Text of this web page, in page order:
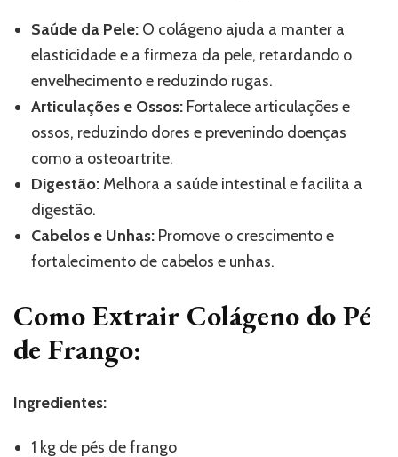
Saúde da Pele: O colágeno ajuda a manter a
elasticidade e a firmeza da pele, retardando o
envelhecimento e reduzindo rugas.
Articulações e Ossos: Fortalece articulações e
ossos, reduzindo dores e prevenindo doenças
como a osteoartrite.
Digestão: Melhora a saúde intestinal e facilita a
digestão.
Cabelos e Unhas: Promove o crescimento e
fortalecimento de cabelos e unhas.
Como Extrair Colágeno do Pé
de Frango:
Ingredientes:
1 kg de pés de frango